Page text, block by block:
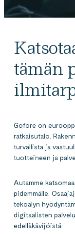
tämän
Gofore on
ratkaisutalo.
turvallista ja
tuotteineen ja
Autamme
pidemmälle.
tekoälyn
digitaalisten
edelläkävijöistä.